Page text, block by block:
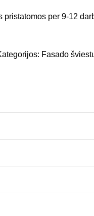
pristatomos per 9-12
Fasado